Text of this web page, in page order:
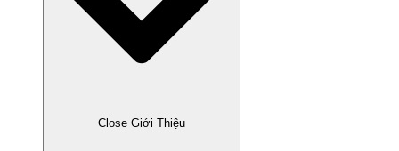
Close Giới Thiệu